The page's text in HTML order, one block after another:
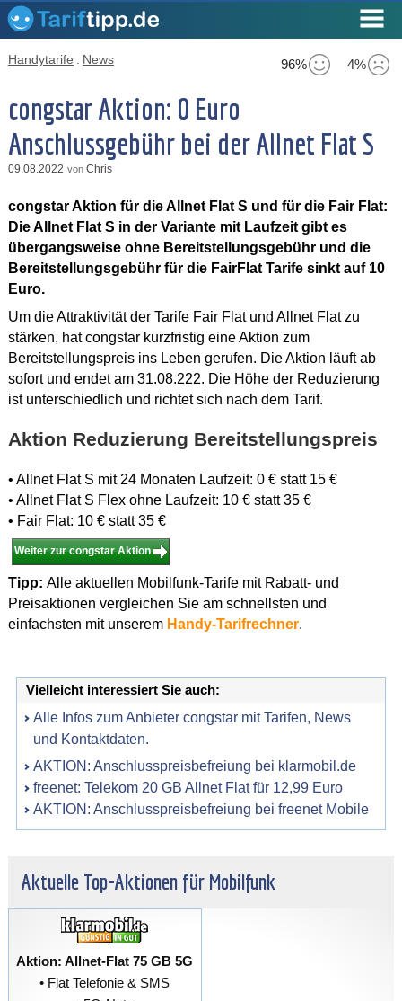
96% 4%
Handytarife : News
congstar Aktion: 0 Euro
Anschlussgebühr bei der Allnet Flat S
09.08.2022 von Chris
congstar Aktion für die Allnet Flat S und für die Fair Flat:
Die Allnet Flat S in der Variante mit Laufzeit gibt es
übergangsweise ohne Bereitstellungsgebühr und die
Bereitstellungsgebühr für die FairFlat Tarife sinkt auf 10
Euro.
Um die Attraktivität der Tarife Fair Flat und Allnet Flat zu
stärken, hat congstar kurzfristig eine Aktion zum
Bereitstellungspreis ins Leben gerufen. Die Aktion läuft ab
sofort und endet am 31.08.222. Die Höhe der Reduzierung
ist unterschiedlich und richtet sich nach dem Tarif.
Aktion Reduzierung Bereitstellungspreis
• Allnet Flat S mit 24 Monaten Laufzeit: 0 € statt 15 €
• Allnet Flat S Flex ohne Laufzeit: 10 € statt 35 €
• Fair Flat: 10 € statt 35 €
Weiter zur congstar Aktion
Tipp: Alle aktuellen Mobilfunk-Tarife mit Rabatt- und
Preisaktionen vergleichen Sie am schnellsten und
einfachsten mit unserem Handy-Tarifrechner.
Vielleicht interessiert Sie auch:
Alle Infos zum Anbieter congstar mit Tarifen, News
und Kontaktdaten.
AKTION: Anschlusspreisbefreiung bei klarmobil.de
freenet: Telekom 20 GB Allnet Flat für 12,99 Euro
AKTION: Anschlusspreisbefreiung bei freenet Mobile
Aktuelle Top-Aktionen für Mobilfunk
Aktion: Allnet-Flat 75 GB 5G
• Flat Telefonie & SMS